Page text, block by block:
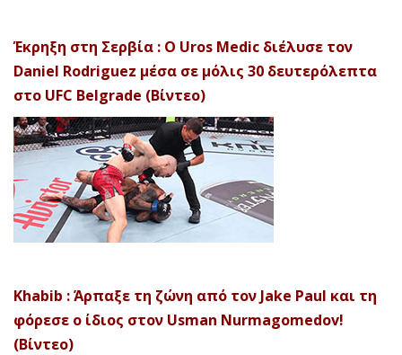
Έκρηξη στη Σερβία : Ο Uros Medic διέλυσε τον
Daniel Rodriguez μέσα σε μόλις 30 δευτερόλεπτα
στο UFC Belgrade (Βίντεο)
Khabib : Άρπαξε τη ζώνη από τον Jake Paul και τη
φόρεσε ο ίδιος στον Usman Nurmagomedov!
(Βίντεο)